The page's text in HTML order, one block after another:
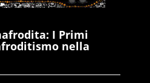
I Primi
nella